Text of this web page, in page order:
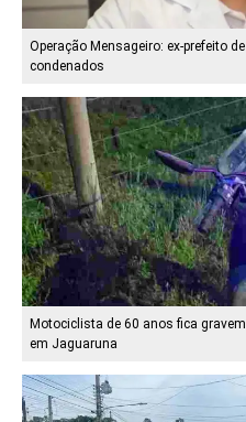
Operação Mensageiro: ex-prefeito
condenados
Motociclista de 60 anos fica
em Jaguaruna